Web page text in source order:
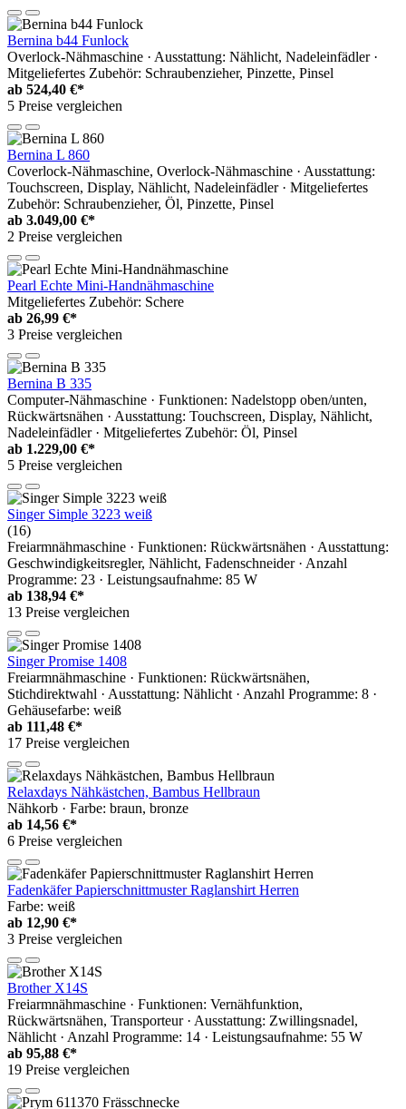
Bernina b44 Funlock
Overlock-Nähmaschine · Ausstattung: Nählicht, Nadeleinfädler ·
Mitgeliefertes Zubehör: Schraubenzieher, Pinzette, Pinsel
ab 524,40 €*
5 Preise vergleichen
Bernina L 860
Coverlock-Nähmaschine, Overlock-Nähmaschine · Ausstattung:
Touchscreen, Display, Nählicht, Nadeleinfädler · Mitgeliefertes
Zubehör: Schraubenzieher, Öl, Pinzette, Pinsel
ab 3.049,00 €*
2 Preise vergleichen
Pearl Echte Mini-Handnähmaschine
Mitgeliefertes Zubehör: Schere
ab 26,99 €*
3 Preise vergleichen
Bernina B 335
Computer-Nähmaschine · Funktionen: Nadelstopp oben/unten,
Rückwärtsnähen · Ausstattung: Touchscreen, Display, Nählicht,
Nadeleinfädler · Mitgeliefertes Zubehör: Öl, Pinsel
ab 1.229,00 €*
5 Preise vergleichen
Singer Simple 3223 weiß
(16)
Freiarmnähmaschine · Funktionen: Rückwärtsnähen · Ausstattung:
Geschwindigkeitsregler, Nählicht, Fadenschneider · Anzahl
Programme: 23 · Leistungsaufnahme: 85 W
ab 138,94 €*
13 Preise vergleichen
Singer Promise 1408
Freiarmnähmaschine · Funktionen: Rückwärtsnähen,
Stichdirektwahl · Ausstattung: Nählicht · Anzahl Programme: 8 ·
Gehäusefarbe: weiß
ab 111,48 €*
17 Preise vergleichen
Relaxdays Nähkästchen, Bambus Hellbraun
Nähkorb · Farbe: braun, bronze
ab 14,56 €*
6 Preise vergleichen
Fadenkäfer Papierschnittmuster Raglanshirt Herren
Farbe: weiß
ab 12,90 €*
3 Preise vergleichen
Brother X14S
Freiarmnähmaschine · Funktionen: Vernähfunktion,
Rückwärtsnähen, Transporteur · Ausstattung: Zwillingsnadel,
Nählicht · Anzahl Programme: 14 · Leistungsaufnahme: 55 W
ab 95,88 €*
19 Preise vergleichen